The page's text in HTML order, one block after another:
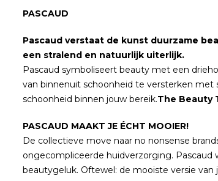
PASCAUD
Pascaud verstaat de kunst duurzame
een stralend en natuurlijk uiterlijk.
Pascaud symboliseert beauty met een
van binnenuit schoonheid te versterken
schoonheid binnen jouw bereik.The Beauty
PASCAUD MAAKT JE ÉCHT MOOIER!
De collectieve move naar no nonsense
ongecompliceerde huidverzorging. Pascaud
beautygeluk. Oftewel: de mooiste versie van